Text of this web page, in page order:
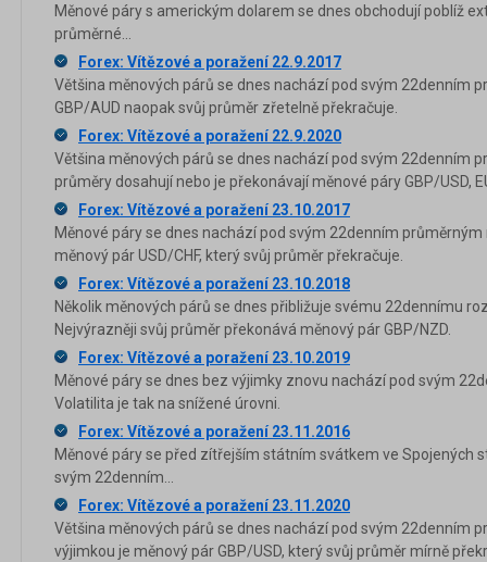
Měnové páry s americkým dolarem se dnes obchodují poblíž
průměrné...
Forex: Vítězové a poražení 22.9.2017
Většina měnových párů se dnes nachází pod svým 22denním
GBP/AUD naopak svůj průměr zřetelně překračuje.
Forex: Vítězové a poražení 22.9.2020
Většina měnových párů se dnes nachází pod svým 22denním
průměry dosahují nebo je překonávají měnové páry GBP/USD,
Forex: Vítězové a poražení 23.10.2017
Měnové páry se dnes nachází pod svým 22denním
měnový pár USD/CHF, který svůj průměr překračuje.
Forex: Vítězové a poražení 23.10.2018
Několik měnových párů se dnes přibližuje svému 22dennímu
Nejvýrazněji svůj průměr překonává měnový pár GBP/NZD.
Forex: Vítězové a poražení 23.10.2019
Měnové páry se dnes bez výjimky znovu nachází pod svým
Volatilita je tak na snížené úrovni.
Forex: Vítězové a poražení 23.11.2016
Měnové páry se před zítřejším státním svátkem ve Spojených
svým 22denním...
Forex: Vítězové a poražení 23.11.2020
Většina měnových párů se dnes nachází pod svým 22denním
výjimkou je měnový pár GBP/USD, který svůj průměr mírně